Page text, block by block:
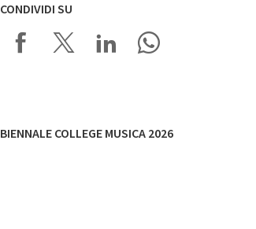
CONDIVIDI SU
BIENNALE COLLEGE MUSICA 2026